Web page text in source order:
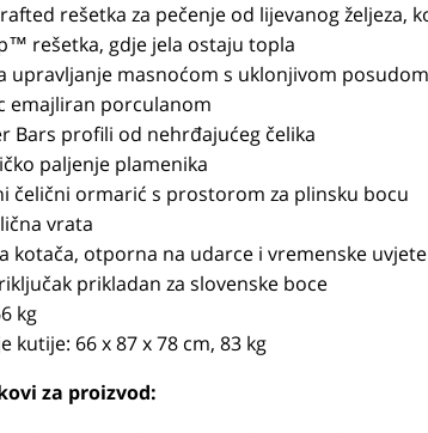
rešetka za pečenje od lijevanog željeza,
rešetka, gdje jela ostaju topla
upravljanje masnoćom s uklonjivom posudom
emajliran porculanom
Bars profili od nehrđajućeg čelika
paljenje plamenika
čelični ormarić s prostorom za plinsku bocu
vrata
kotača, otporna na udarce i vremenske uvjete
prikladan za slovenske boce
kg
kutije: 66 x 87 x 78 cm, 83 kg
za proizvod: